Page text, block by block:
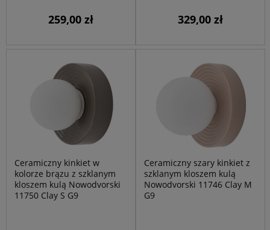
259,00 zł 329,00 zł
Ceramiczny kinkiet w
kolorze brązu z szklanym
kloszem kulą Nowodvorski
11750 Clay S G9
Ceramiczny szary kinkiet z
szklanym kloszem kulą
Nowodvorski 11746 Clay M
G9